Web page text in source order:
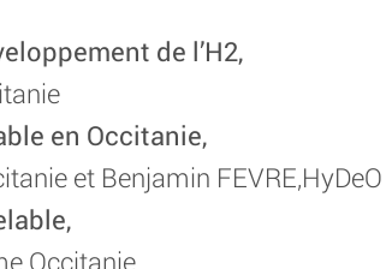
de l’H2,
en Occitanie,
et Benjamin FEVRE,HyDeO
Occitanie